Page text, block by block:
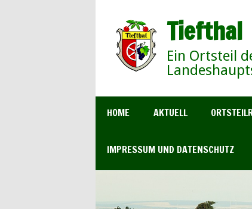
Tiefthal
Ein Ortsteil
HOME AKTUELL
IMPRESSUM UND DATENSCHUTZ